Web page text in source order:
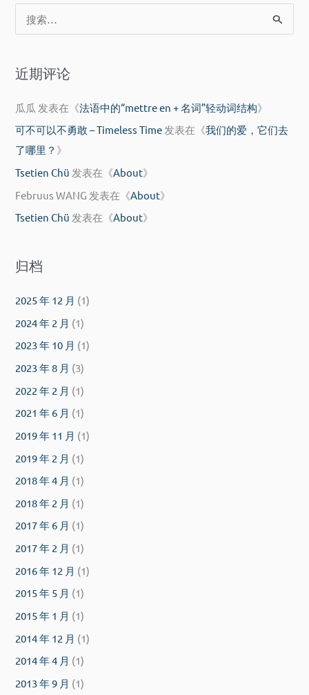
索
近期评论
瓜瓜 发表在《法语中的“mettre en + 名词”轻动词结构》
可不可以不勇敢 – Timeless Time 发表在《我们的爱，它们去
了哪里？ 》
Tsetien Chü 发表在《About》
Februus WANG 发表在《About》
Tsetien Chü 发表在《About》
归档
2025 年 12 月 (1)
2024 年 2 月 (1)
2023 年 10 月 (1)
2023 年 8 月 (3)
2022 年 2 月 (1)
2021 年 6 月 (1)
2019 年 11 月 (1)
2019 年 2 月 (1)
2018 年 4 月 (1)
2018 年 2 月 (1)
2017 年 6 月 (1)
2017 年 2 月 (1)
2016 年 12 月 (1)
2015 年 5 月 (1)
2015 年 1 月 (1)
2014 年 12 月 (1)
2014 年 4 月 (1)
2013 年 9 月 (1)